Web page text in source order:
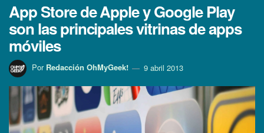
App Store de Apple y Google Play
son las principales vitrinas de apps
móviles
Por Redacción OhMyGeek! 9 abril 2013